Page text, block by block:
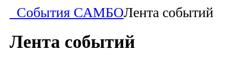
События САМБОЛента событий
Лента событий